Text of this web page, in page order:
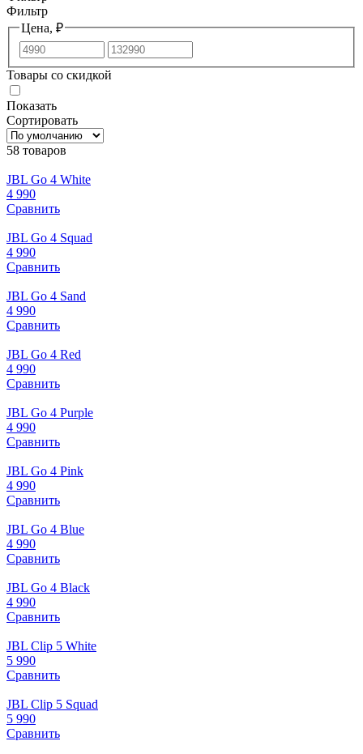
Фильтр
Цена, ₽
Товары со скидкой
Показать
Сортировать
58 товаров
JBL Go 4 White
4 990
Сравнить
JBL Go 4 Squad
4 990
Сравнить
JBL Go 4 Sand
4 990
Сравнить
JBL Go 4 Red
4 990
Сравнить
JBL Go 4 Purple
4 990
Сравнить
JBL Go 4 Pink
4 990
Сравнить
JBL Go 4 Blue
4 990
Сравнить
JBL Go 4 Black
4 990
Сравнить
JBL Clip 5 White
5 990
Сравнить
JBL Clip 5 Squad
5 990
Сравнить